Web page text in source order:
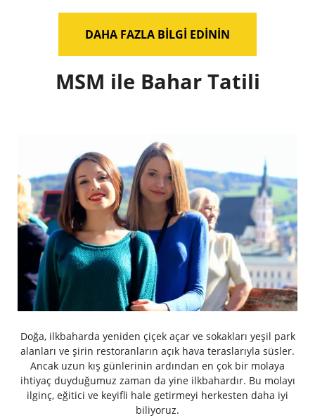
DAHA FAZLA BILGI EDININ
MSM ile Bahar Tatili
Doğa, ilkbaharda yeniden çiçek açar ve sokakları yeşil park
alanları ve şirin restoranların açık hava teraslarıyla süsler.
Ancak uzun kış günlerinin ardından en çok bir molaya
ihtiyaç duyduğumuz zaman da yine ilkbahardır. Bu molayı
ilginç, eğitici ve keyifli hale getirmeyi herkesten daha iyi
biliyoruz.